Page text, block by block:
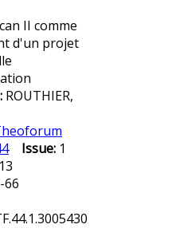
II comme
d'un projet
ROUTHIER,
Issue: 1
66